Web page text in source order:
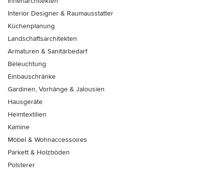
Interior Designer & Raumausstatter
Küchenplanung
Landschaftsarchitekten
Armaturen & Sanitärbedarf
Beleuchtung
Einbauschränke
Gardinen, Vorhänge & Jalousien
Hausgeräte
Heimtextilien
Kamine
Möbel & Wohnaccessoires
Parkett & Holzböden
Polsterer